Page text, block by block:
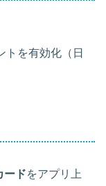
トを有効化（日
ードをアプリ上